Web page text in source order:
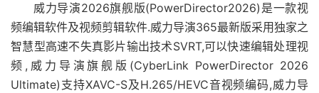
威力导演2026旗舰版(PowerDirector2026)是一款视
频编辑软件及视频剪辑软件.威力导演365最新版采用独家之
智慧型高速不失真影片输出技术SVRT,可以快速编辑处理视
频,威力导演旗舰版(CyberLink PowerDirector 2026
Ultimate)支持XAVC-S及H.265/HEVC音视频编码,威力导